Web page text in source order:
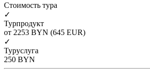
Cтоимость тура
✓
Турпродукт
от 2253 BYN (645 EUR)
✓
Туруслуга
250 BYN